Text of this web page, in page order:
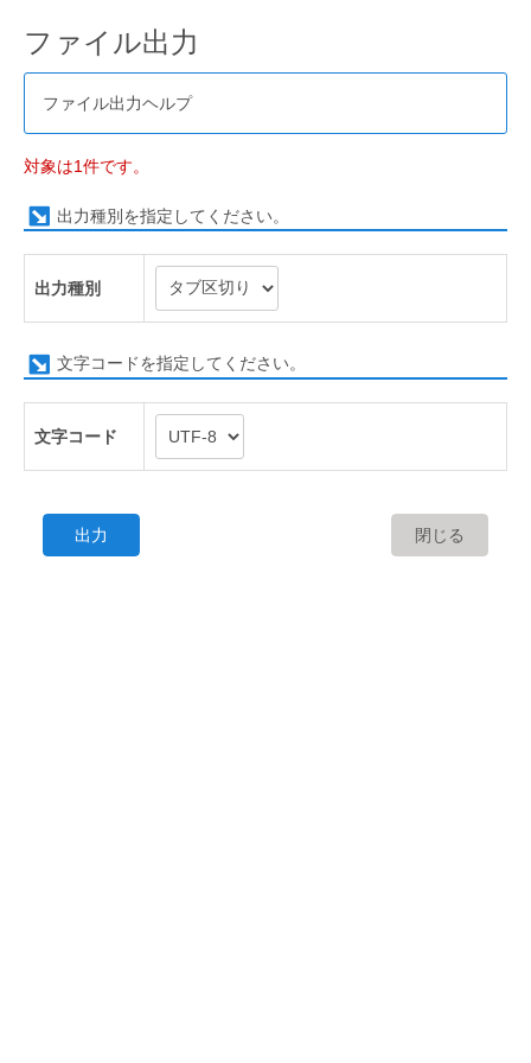
ファイル出力
ファイル出力ヘルプ
対象は1件です。
出力種別を指定してください。
出力種別
文字コードを指定してください。
文字コード